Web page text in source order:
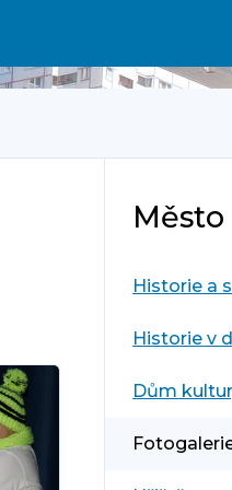
Město
Historie a
Historie v
Dům